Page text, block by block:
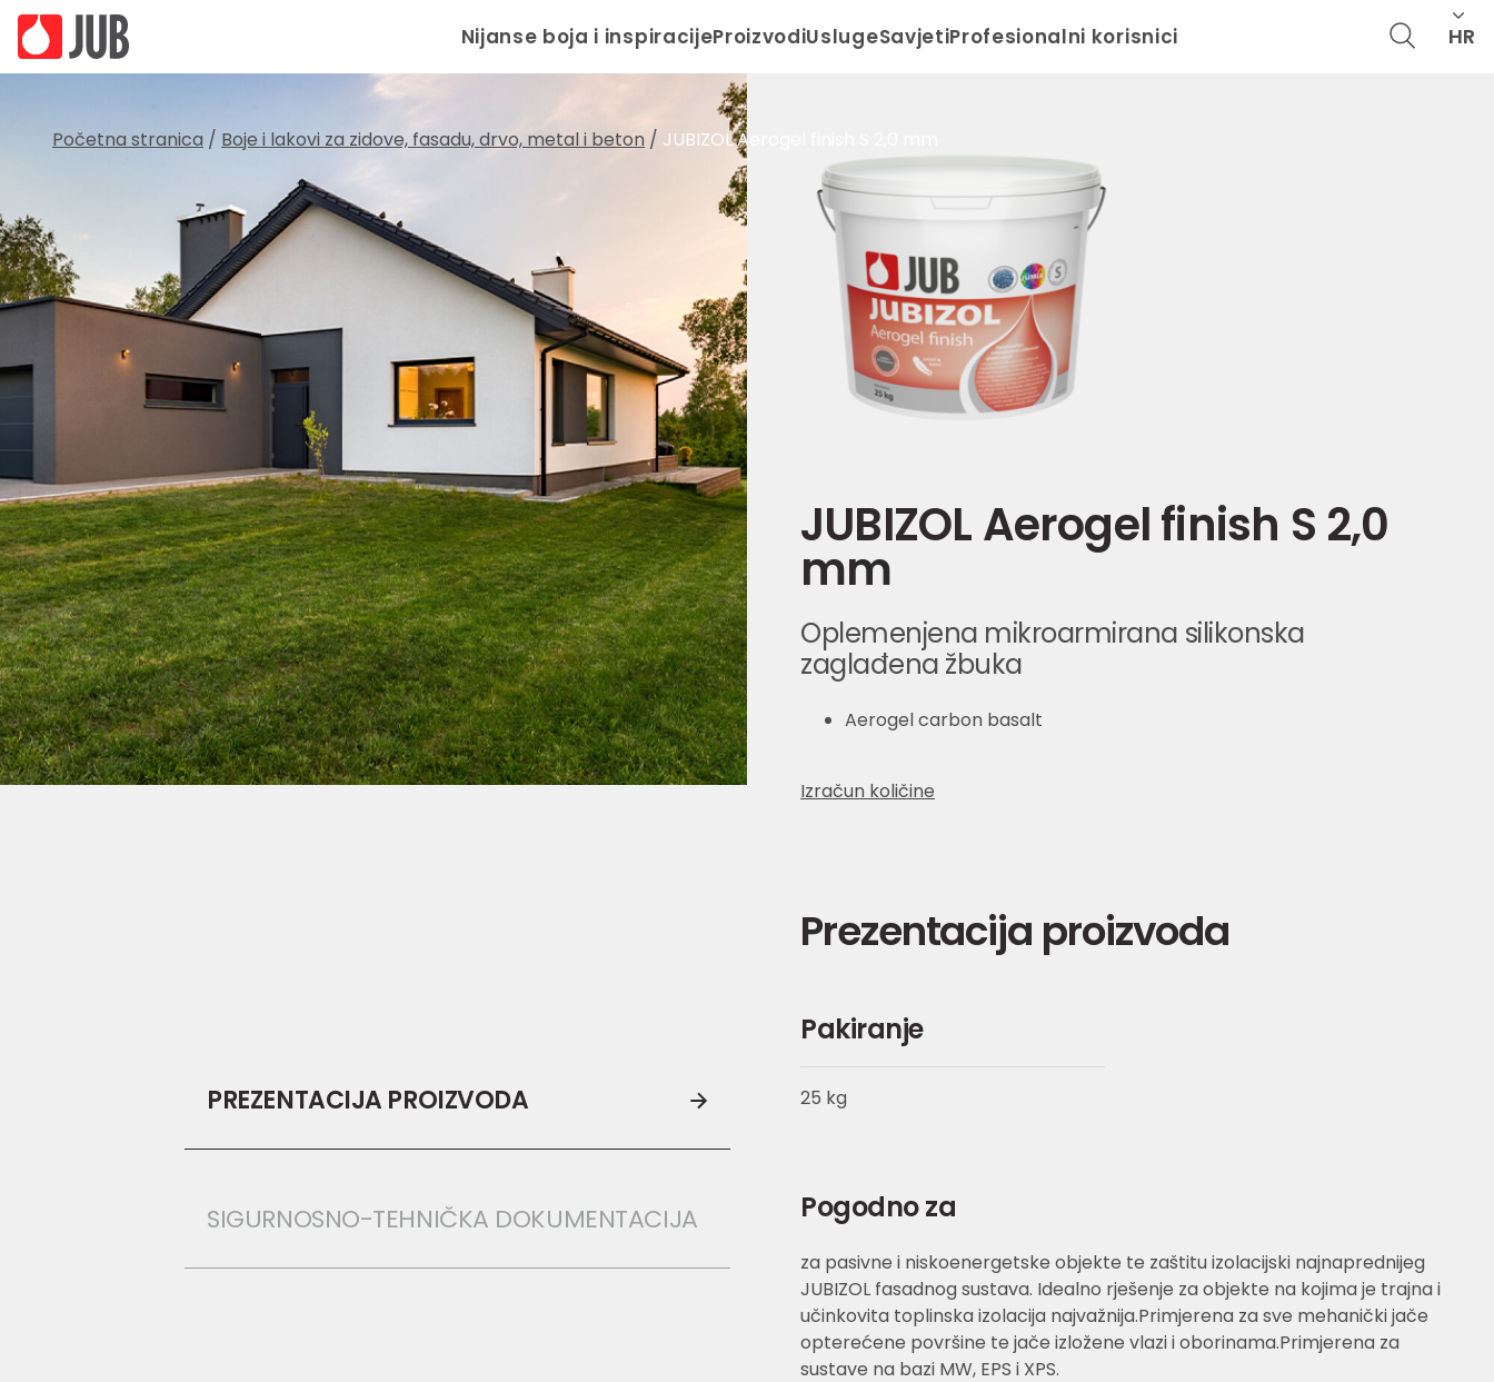
Nijanse boja i inspiracijeProizvodiUslugeSavjetiProfesionalni korisnici HR
Početna stranica / Boje i lakovi za zidove, fasadu, drvo, metal i beton / JUBIZOL Aerogel finish S 2,0 mm
PREZENTACIJA PROIZVODA
SIGURNOSNO-TEHNIČKA DOKUMENTACIJA
JUBIZOL Aerogel finish S 2,0
mm
Oplemenjena mikroarmirana silikonska
zaglađena žbuka
Aerogel carbon basalt
Izračun količine
Prezentacija proizvoda
Pakiranje
25 kg
Pogodno za
za pasivne i niskoenergetske objekte te zaštitu izolacijski najnaprednijeg
JUBIZOL fasadnog sustava. Idealno rješenje za objekte na kojima je trajna i
učinkovita toplinska izolacija najvažnija.Primjerena za sve mehanički jače
opterećene površine te jače izložene vlazi i oborinama.Primjerena za
sustave na bazi MW, EPS i XPS.